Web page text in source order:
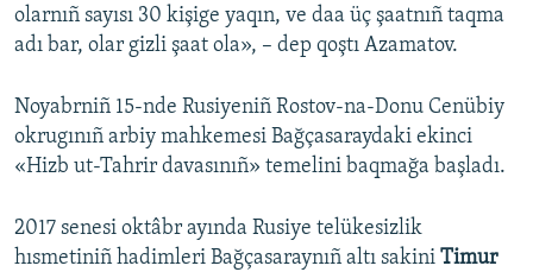
olarnıñ sayısı 30 kişige yaqın, ve daa üç şaatnıñ taqma
adı bar, olar gizli şaat ola», – dep qoştı Azamatov.
Noyabrniñ 15-nde Rusiyeniñ Rostov-na-Donu Cenübiy
okrugınıñ arbiy mahkemesi Bağçasaraydaki ekinci
«Hizb ut-Tahrir davasınıñ» temelini baqmağa başladı.
2017 senesi oktâbr ayında Rusiye telükesizlik
hısmetiniñ hadimleri Bağçasaraynıñ altı sakini Timur